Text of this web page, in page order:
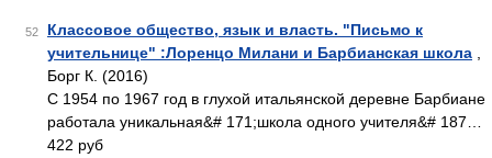
52
Классовое общество, язык и власть. "Письмо к
учительнице" :Лоренцо Милани и Барбианская школа
Борг К. (2016)
С 1954 по 1967 год в глухой итальянской деревне Барбиане
работала уникальная&# 171;школа одного учителя&# 187…
422 руб